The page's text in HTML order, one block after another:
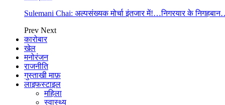
Sulemani Chai: अल्पसंख्यक मोर्चा इंतजार में!…निगरयार के
Prev Next
कारोबार
खेल
मनोरंजन
राजनीति
गुस्ताखी माफ़
लाइफस्टाइल
महिला
स्वास्थ्य